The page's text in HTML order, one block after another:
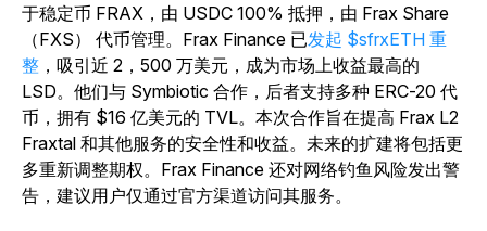
于稳定币 FRAX，由 USDC 100% 抵押，由 Frax Share
（FXS） 代币管理。Frax Finance 已发起 $sfrxETH 重
整 ，吸引近 2，500 万美元，成为市场上收益最高的
LSD。他们与 Symbiotic 合作，后者支持多种 ERC-20 代
币，拥有 $16 亿美元的 TVL。本次合作旨在提高 Frax L2
Fraxtal 和其他服务的安全性和收益。未来的扩建将包括更
多重新调整期权。Frax Finance 还对网络钓鱼风险发出警
告，建议用户仅通过官方渠道访问其服务。